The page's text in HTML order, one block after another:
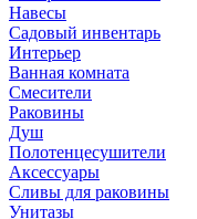
Навесы
Садовый инвентарь
Интерьер
Ванная комната
Смесители
Раковины
Душ
Полотенцесушители
Аксессуары
Сливы для раковины
Унитазы